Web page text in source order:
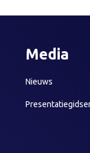
Media
Nieuws